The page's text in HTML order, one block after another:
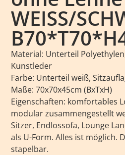
WEISS/
Material: Unterteil
Kunstleder
Farbe: Unterteil weiß,
Maße: 70x70x45cm (BxTxH)
Eigenschaften: komfortables
modular zusammengestellt
Sitzer, Endlossofa, Lounge
als U-Form. Alles ist möglich.
stapelbar.